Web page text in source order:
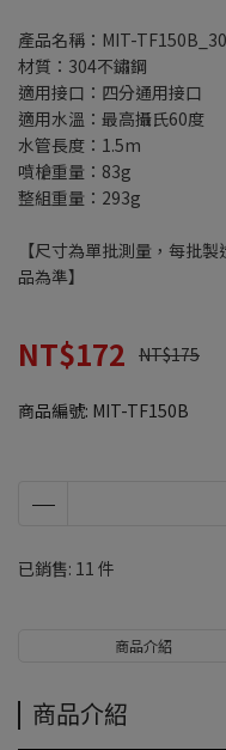
產品名稱：MIT-
材質：304不鏽鋼
適用接口：四分通用接口
適用水溫：最高攝氏60度
水管長度：1.5m
噴槍重量：83g
整組重量：293g
【尺寸為單批測量，每批
品為準】
NT$172 NT$175
商品編號: MIT-TF150B
已銷售: 11 件
商品介紹
商品介紹